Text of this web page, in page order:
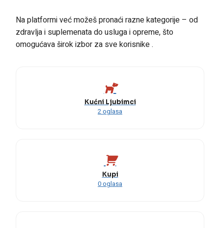
Na platformi već možeš pronaći razne kategorije – od
zdravlja i suplemenata do usluga i opreme, što
omogućava širok izbor za sve korisnike .
Kućni Ljubimci
2 oglasa
Kupi
0 oglasa